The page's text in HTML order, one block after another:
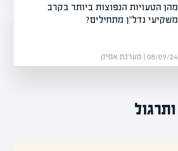
מהן הטעויות הנפוצות ביותר בקרב
משקיעי נדל"ן מתחילים?
08/09/24 | מערכת אפיק